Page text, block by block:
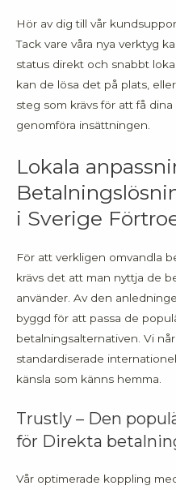
Hör av dig till vår
Tack vare våra nya verktyg
status direkt och snabbt
kan de lösa det på plats,
steg som krävs för att få
genomföra insättningen.
Lokala
i Sverige
För att verkligen omvandla
krävs det att man nyttja de
använder. Av den
byggd för att passa de
betalningsalternativen. Vi
standardiserade
känsla som känns hemma.
Trustly – Den
för Direkta
Vår optimerade koppling